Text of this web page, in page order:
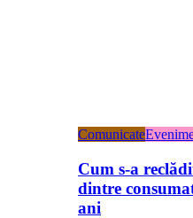
Comunicate
Cum s-a
dintre
ani